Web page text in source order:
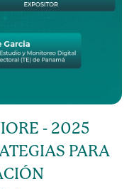
- 2025
PARA